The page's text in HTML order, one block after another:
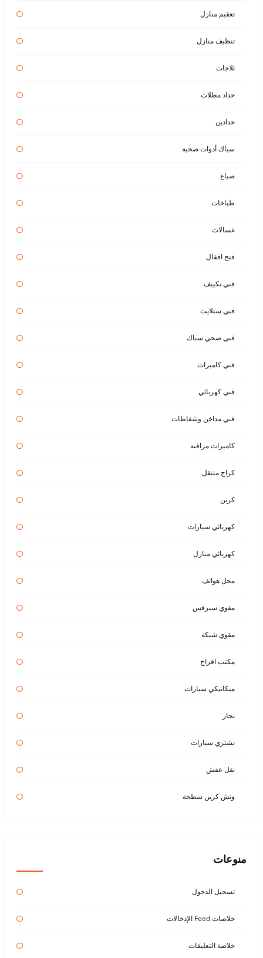
تعقيم منازل
تنظيف منازل
ثلاجات
حداد مظلات
حدادين
سباك أدوات صحية
صباغ
طباخات
غسالات
فتح اقفال
فني تكييف
فني ستلايت
فني صحي سباك
فني كاميرات
فني كهربائي
فني مداخن وشفاطات
كاميرات مراقبة
كراج متنقل
كرين
كهربائي سيارات
كهربائي منازل
محل هواتف
مقوي سيرفس
مقوي شبكة
مكتب افراح
ميكانيكي سيارات
نجار
نشتري سيارات
نقل عفش
ونش كرين سطحة
منوعات
تسجيل الدخول
خلاصات Feed الإدخالات
خلاصة التعليقات